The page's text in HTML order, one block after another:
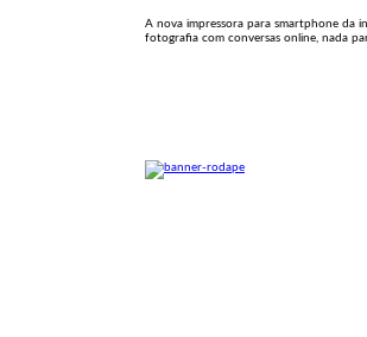
A nova impressora para smartphone da
fotografia com conversas online, nada